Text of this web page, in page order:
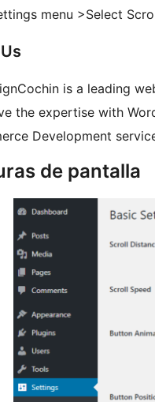
menu >Select
is a leading
the expertise with
Development
de pantalla